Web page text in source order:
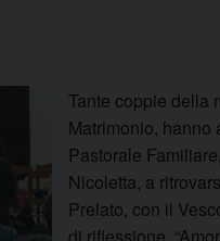
Tante coppie della
Matrimonio, hanno
Pastorale
Nicoletta, a
Prelato, con il
di riflessione.